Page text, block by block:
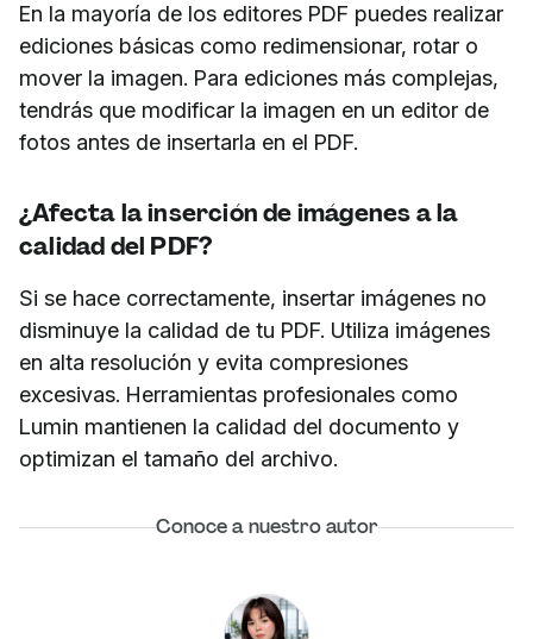
En la mayoría de los editores PDF puedes realizar
ediciones básicas como redimensionar, rotar o
mover la imagen. Para ediciones más complejas,
tendrás que modificar la imagen en un editor de
fotos antes de insertarla en el PDF.
¿Afecta la inserción de imágenes a la
calidad del PDF?
Si se hace correctamente, insertar imágenes no
disminuye la calidad de tu PDF. Utiliza imágenes
en alta resolución y evita compresiones
excesivas. Herramientas profesionales como
Lumin mantienen la calidad del documento y
optimizan el tamaño del archivo.
Conoce a nuestro autor